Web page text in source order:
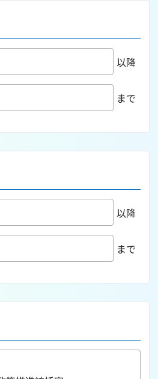
以降
まで
以降
まで